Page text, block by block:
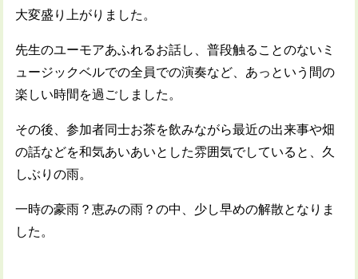
大変盛り上がりました。
先生のユーモアあふれるお話し、普段触ることのないミ
ュージックベルでの全員での演奏など、あっという間の
楽しい時間を過ごしました。
その後、参加者同士お茶を飲みながら最近の出来事や畑
の話などを和気あいあいとした雰囲気でしていると、久
しぶりの雨。
一時の豪雨？恵みの雨？の中、少し早めの解散となりま
した。